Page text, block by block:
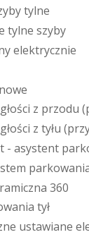
ybytylne
tylne szyby
yelektrycznie
nowe
głości z przodu (
głości z tyłu (prz
t - asystent park
stem parkowani
ramiczna 360
wania tył
ne ustawiane el